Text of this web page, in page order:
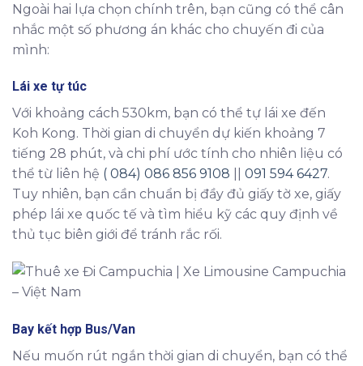
Ngoài hai lựa chọn chính trên, bạn cũng có thể cân
nhắc một số phương án khác cho chuyến đi của
mình:
Lái xe tự túc
Với khoảng cách 530km, bạn có thể tự lái xe đến
Koh Kong. Thời gian di chuyển dự kiến khoảng 7
tiếng 28 phút, và chi phí ước tính cho nhiên liệu có
thể từ liên hệ ( 084) 086 856 9108 091 594 6427.
Tuy nhiên, bạn cần chuẩn bị đầy đủ giấy tờ xe, giấy
phép lái xe quốc tế và tìm hiểu kỹ các quy định về
thủ tục biên giới để tránh rắc rối.
Bay kết hợp Bus/Van
Nếu muốn rút ngắn thời gian di chuyển, bạn có thể